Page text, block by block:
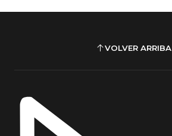
VOLVER ARRIBA